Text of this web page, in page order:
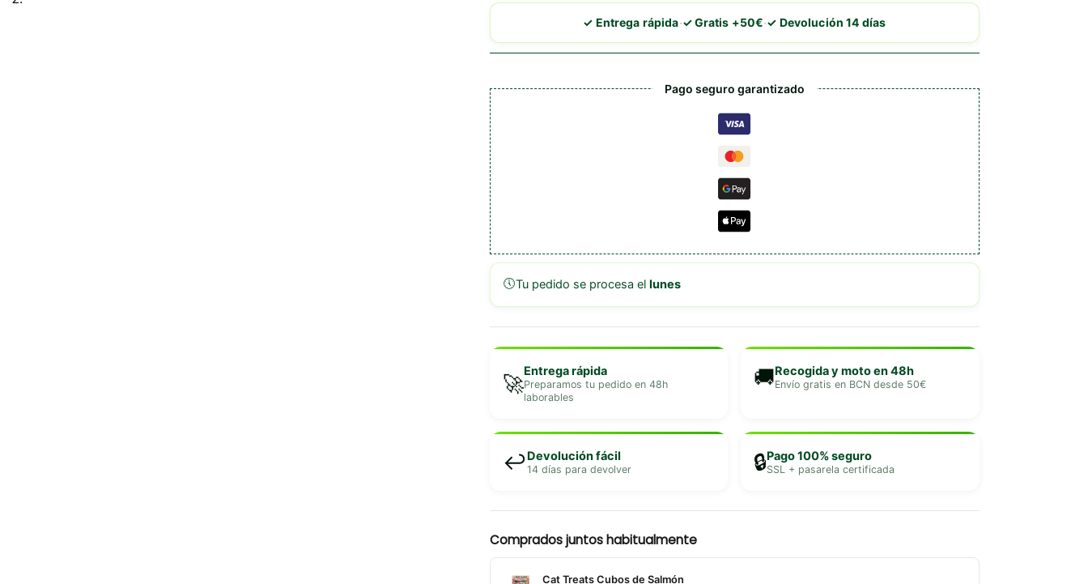
✓ Entrega rápida·✓ Gratis +50€·✓ Devolución 14 días
Pago seguro garantizado
🕔Tu pedido se procesa el lunes
🚀Entrega rápida
Preparamos tu pedido en 48h
laborables
🚚Recogida y moto en 48h
Envío gratis en BCN desde 50€
↩️Devolución fácil
14 días para devolver 🔒Pago 100% seguro
SSL + pasarela certificada
Comprados juntos habitualmente
Cat Treats Cubos de Salmón